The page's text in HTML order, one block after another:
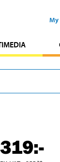
My
319:-